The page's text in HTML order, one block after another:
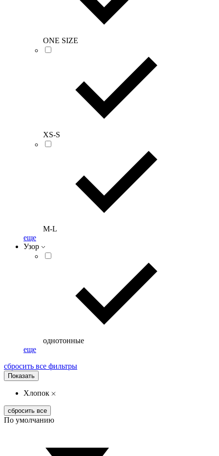
ONE SIZE
XS-S
M-L
еще
Узор
однотонные
еще
сбросить все фильтры
Показать
Хлопок
сбросить все
По умолчанию